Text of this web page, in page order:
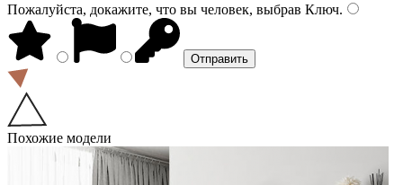
Пожалуйста, докажите, что вы человек, выбрав Ключ.
Похожие модели